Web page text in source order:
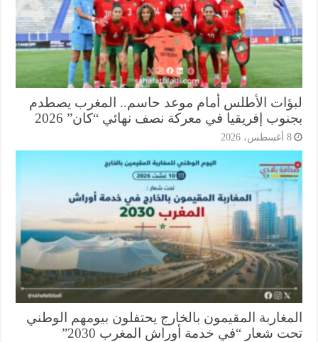
الأطلس أمام موعد حاسم.. المغرب يصطدم
إفريقيا في معركة نصف نهائي “كان” 2026
المقيمون بالخارج يحتفلون بيومهم الوطني
شعار “في خدمة أوراش المغرب 2030”